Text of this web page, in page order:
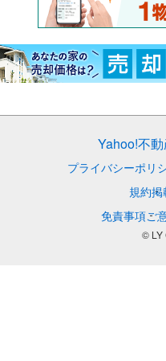
Yahoo!不
プライバシーポリ
規約掲
免責事項ご
© LY